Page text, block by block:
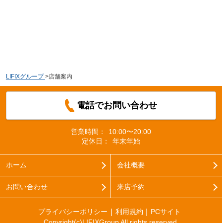
LIFIXグループ >店舗案内
電話でお問い合わせ
営業時間：
10:00〜20:00
定休日：
年末年始
ホーム 会社概要
お問い合わせ 来店予約
プライバシーポリシー 利用規約
PCサイト